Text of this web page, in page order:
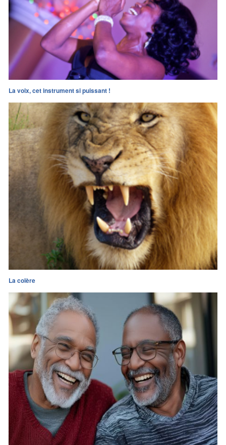
La voix, cet instrument si puissant !
La colère